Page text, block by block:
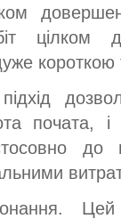
цілком
короткою
почата,
до